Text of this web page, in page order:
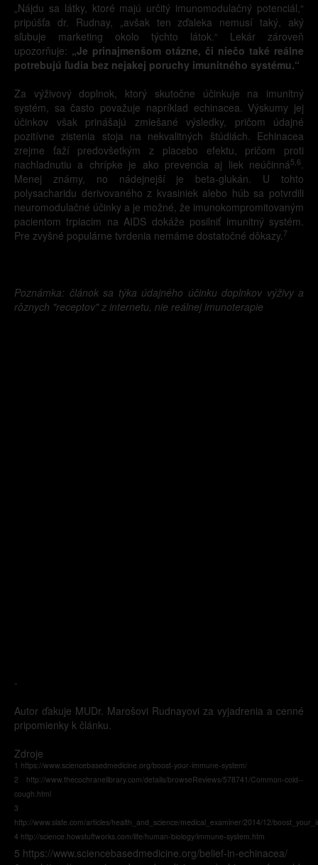
„Nájdu sa látky, ktoré majú určitý imunomodulačný potenciál,“
pripúšťa dr. Rudnay, „avšak ten zďaleka nemusí taký, aký
sľubuje marketing okolo týchto látok.“ Lekár zároveň
upozorňuje: „Je prinajmenšom otázne, či niečo také reálne
potrebujú ľudia bez nejakej poruchy imunitného systému.“
Za výživový doplnok, ktorý skutočne účinkuje na imunitný
systém, sa často považuje napríklad echinacea. Výskumy jej
účinkov však prinášajú zmiešané výsledky, pričom údajné
pozitívne zistenia stoja na nekvalitných štúdiách. Echinacea
zrejme ťaží predovšetkým z placebo efektu, pričom proti
nachladnutiu a chrípke je ako prevencia aj liek neúčinná5,6.
Menej známy, no nádejnejší je beta-glukán. U tohto
polysacharidu derivovaného z kvasiniek alebo húb sa potvrdili
neuromodulačné účinky a je možné, že imunokompromitovaným
pacientom trpiacim na AIDS dokáže posilniť imunitný systém.
Pre zvyšné populárne tvrdenia nemáme dostatočné dôkazy.7
Poznámka: článok sa týka údajného účinku doplnkov výživy a
rôznych "receptov" z internetu, nie reálnej imunoterapie
-
Autor ďakuje MUDr. Marošovi Rudnayovi za vyjadrenia a cenné
pripomienky k článku.
Zdroje
1 https://www.sciencebasedmedicine.org/boost-your-immune-system/
2 http://www.thecochranelibrary.com/details/browseReviews/578741/Common-cold--
cough.html
3
http://www.slate.com/articles/health_and_science/medical_examiner/2014/12/
4 http://science.howstuffworks.com/life/human-biology/immune-system.htm
5 https://www.sciencebasedmedicine.org/belief-in-echinacea/